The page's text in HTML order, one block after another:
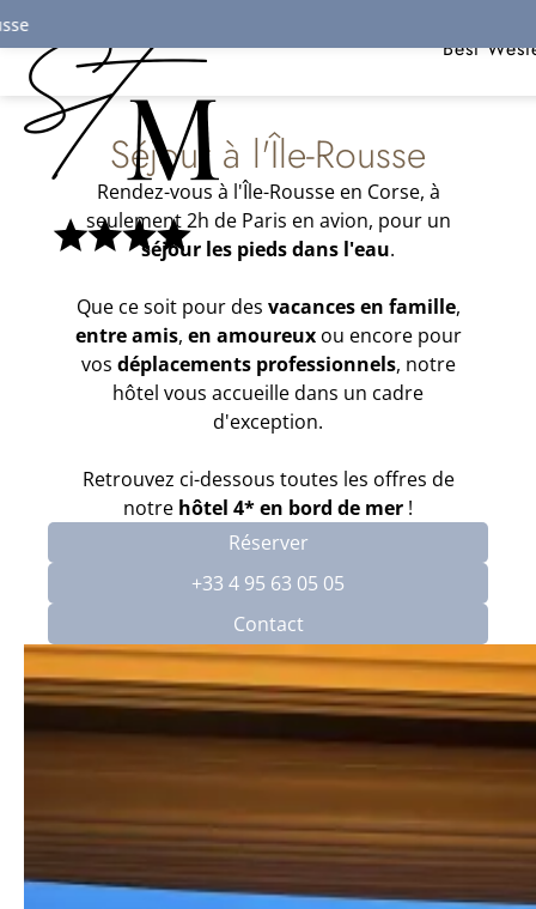
Best
Séjour à l'Île-Rousse
Rendez-vous à l'Île-Rousse en Corse, à
seulement 2h de Paris en avion, pour un
séjour les pieds dans l'eau.
Que ce soit pour des vacances en famille,
entre amis, en amoureuxou encore pour
vos déplacements professionnels, notre
hôtel vous accueille dans un cadre
d'exception.
Retrouvez ci-dessous toutes les offres de
notre hôtel 4* en bord de mer !
Réserver
+33 4 95 63 05 05
Contact